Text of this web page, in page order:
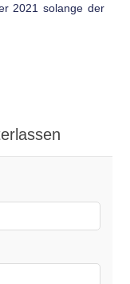
2021 solange der